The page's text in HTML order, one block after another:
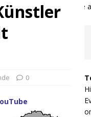
0
Bauernproteste